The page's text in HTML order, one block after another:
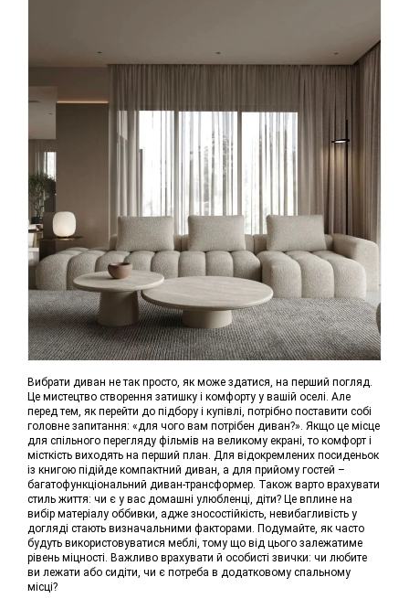
Вибрати диван не так просто, як може здатися, на перший погляд.
Це мистецтво створення затишку і комфорту у вашій оселі. Але
перед тем, як перейти до підбору і купівлі, потрібно поставити собі
головне запитання: «для чого вам потрібен диван?». Якщо це місце
для спільного перегляду фільмів на великому екрані, то комфорт і
місткість виходять на перший план. Для відокремлених посиденьок
із книгою підійде компактний диван, а для прийому гостей –
багатофункціональний диван-трансформер. Також варто врахувати
стиль життя: чи є у вас домашні улюбленці, діти? Це вплине на
вибір матеріалу оббивки, адже зносостійкість, невибагливість у
догляді стають визначальними факторами. Подумайте, як часто
будуть використовуватися меблі, тому що від цього залежатиме
рівень міцності. Важливо врахувати й особисті звички: чи любите
ви лежати або сидіти, чи є потреба в додатковому спальному
місці?